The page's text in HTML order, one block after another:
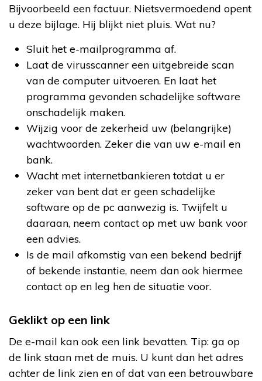
Bijvoorbeeld een factuur. Nietsvermoedend opent
u deze bijlage. Hij blijkt niet pluis. Wat nu?
Sluit het e-mailprogramma af.
Laat de virusscanner een uitgebreide scan
van de computer uitvoeren. En laat het
programma gevonden schadelijke software
onschadelijk maken.
Wijzig voor de zekerheid uw (belangrijke)
wachtwoorden. Zeker die van uw e-mail en
bank.
Wacht met internetbankieren totdat u er
zeker van bent dat er geen schadelijke
software op de pc aanwezig is. Twijfelt u
daaraan, neem contact op met uw bank voor
een advies.
Is de mail afkomstig van een bekend bedrijf
of bekende instantie, neem dan ook hiermee
contact op en leg hen de situatie voor.
Geklikt op een link
De e-mail kan ook een link bevatten. Tip: ga op
de link staan met de muis. U kunt dan het adres
achter de link zien en of dat van een betrouwbare